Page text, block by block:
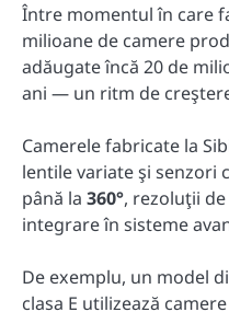
Între momentul în care
milioane de camere
adăugate încă 20 de
ani — un ritm de
Camerele fabricate la
lentile variate şi senzori
până la 360°, rezoluţii
integrare în sisteme
De exemplu, un model
clasa E utilizează